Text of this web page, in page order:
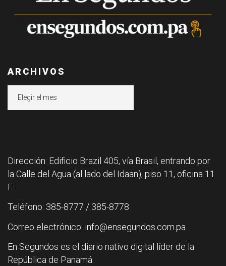
ARCHIVOS
Dirección: Edificio Brazil 405, vía Brasil, entrando por
la Calle del Agua (al lado del Idaan), piso 11, oficina 11
F.
Teléfono: 385-8777 / 385-8778
Correo electrónico: info@ensegundos.com.pa
En Segundos es el diario nativo digital líder de la
República de Panamá.